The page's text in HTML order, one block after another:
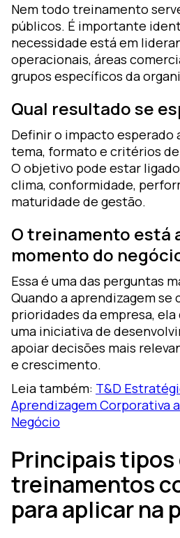
Nem todo treinamento
públicos. É importante
necessidade está em
operacionais, áreas
grupos específicos da
Qual resultado se
Definir o impacto esperado
tema, formato e critérios
O objetivo pode estar
clima, conformidade,
maturidade de gestão.
O treinamento está
momento do
Essa é uma das perguntas
Quando a aprendizagem se
prioridades da empresa, ela
uma iniciativa de
apoiar decisões mais
e crescimento.
Leia também: T&D
Aprendizagem Corporativa
Negócio
Principais tipos
treinamentos
para aplicar na